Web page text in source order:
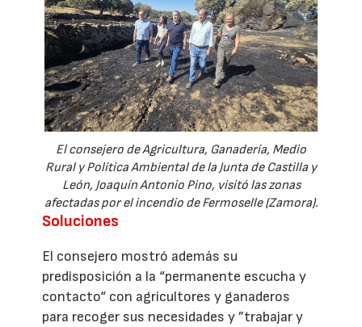
El consejero de Agricultura, Ganadería, Medio
Rural y Política Ambiental de la Junta de Castilla y
León, Joaquín Antonio Pino, visitó las zonas
afectadas por el incendio de Fermoselle (Zamora).
Soluciones
El consejero mostró además su
predisposición a la “permanente escucha y
contacto“ con agricultores y ganaderos
para recoger sus necesidades y ”trabajar y